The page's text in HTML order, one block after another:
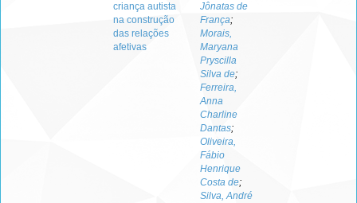
criança autista
na construção
das relações
afetivas
Jônatas de
França;
Morais,
Maryana
Pryscilla
Silva de;
Ferreira,
Anna
Charline
Dantas;
Oliveira,
Fábio
Henrique
Costa de;
Silva, André